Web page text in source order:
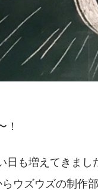
！
日も増えてきまし
ウズウズの制作